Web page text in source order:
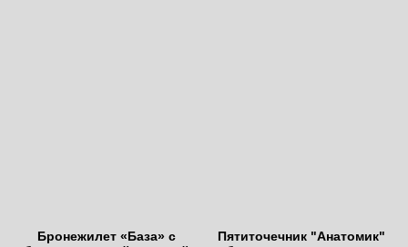
Бронежилет «База» с
Пятиточечник "Анатомик"